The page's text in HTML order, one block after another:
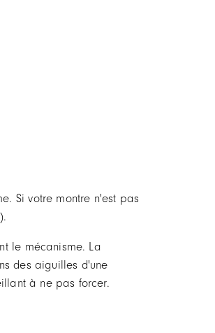
Si votre montre n'est pas
le mécanisme. La
des aiguilles d'une
à ne pas forcer.